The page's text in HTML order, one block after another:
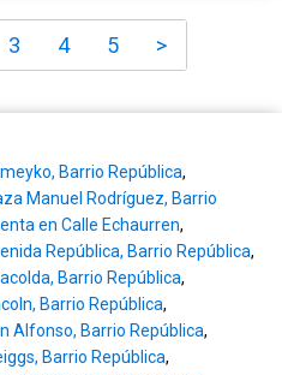
3 4 5 >
Barrio República,
Manuel Rodríguez, Barrio
en Calle Echaurren,
República, Barrio República,
Barrio República,
Barrio República,
Alfonso, Barrio República,
Barrio República,